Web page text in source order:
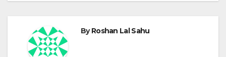
ByRoshan Lal Sahu